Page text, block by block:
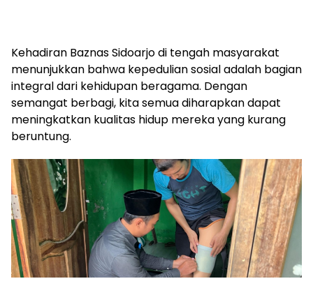
Kehadiran Baznas Sidoarjo di tengah masyarakat
menunjukkan bahwa kepedulian sosial adalah bagian
integral dari kehidupan beragama. Dengan
semangat berbagi, kita semua diharapkan dapat
meningkatkan kualitas hidup mereka yang kurang
beruntung.